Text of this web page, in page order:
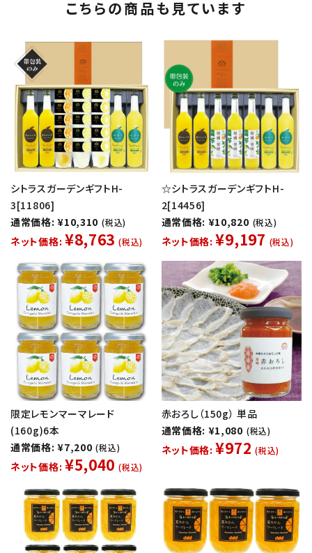
こちらの商品も見ています
シトラスガーデンギフトH-
3[11806]
通常価格: ¥10,310 (税込)
ネット価格: ¥8,763 (税込)
☆シトラスガーデンギフトH-
2[14456]
通常価格: ¥10,820 (税込)
ネット価格: ¥9,197 (税込)
限定レモンマーマレード
(160g)6本
通常価格: ¥7,200 (税込)
ネット価格: ¥5,040 (税込)
赤おろし（150g） 単品
通常価格: ¥1,080 (税込)
ネット価格: ¥972 (税込)